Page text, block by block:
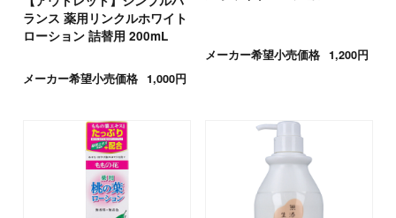
ランス 薬用リンクルホワイト
ローション 詰替用 200mL
メーカー希望小売価格 1,000円
メーカー希望小売価格 1,200円